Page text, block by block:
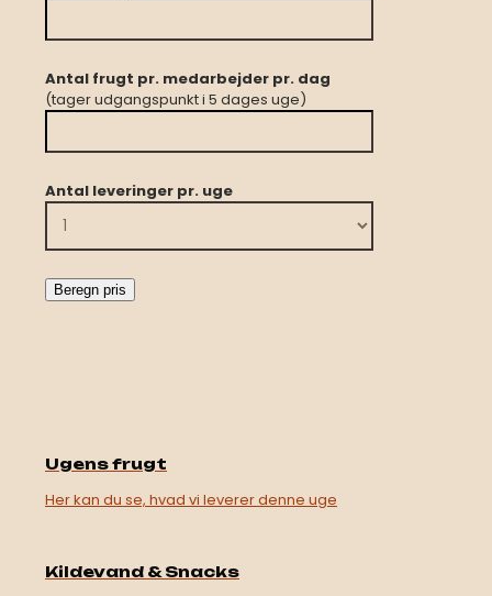
Antal frugt pr. medarbejder pr. dag
(tager udgangspunkt i 5 dages uge)
Antal leveringer pr. uge
Beregn pris
Ugens frugt
Her kan du se, hvad vi leverer denne uge
Kildevand & Snacks